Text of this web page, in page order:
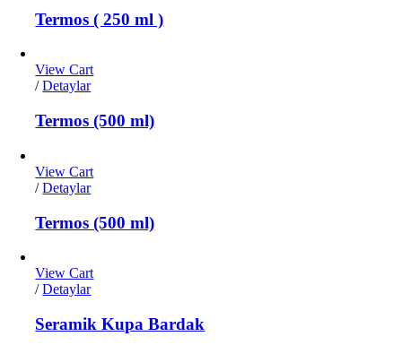
Termos ( 250 ml )
View Cart
/ Detaylar
Termos (500 ml)
View Cart
/ Detaylar
Termos (500 ml)
View Cart
/ Detaylar
Seramik Kupa Bardak